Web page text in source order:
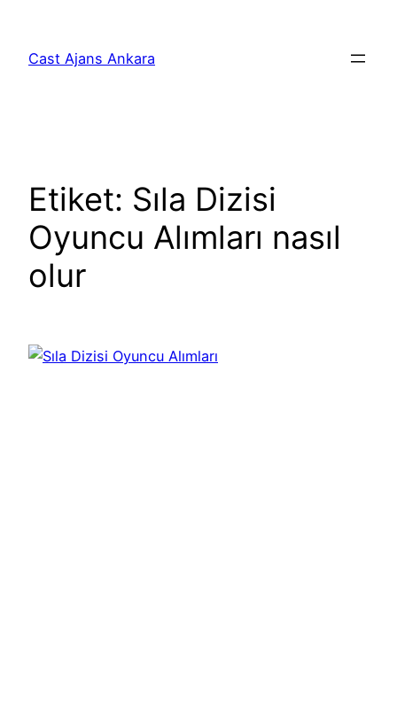
Cast Ajans Ankara
Etiket: Sıla Dizisi
Oyuncu Alımları nasıl
olur